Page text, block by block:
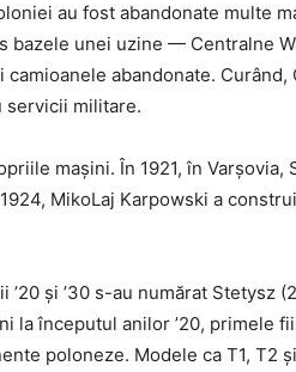
au fost abandonate multe
bazele unei uzine — Centralne
camioanele abandonate.
servicii militare.
mașini. În 1921, în Varșovia,
MikoLaj Karpowski a
și ’30 s-au numărat Stetysz
la începutul anilor ’20, primele
poloneze. Modele ca T1, T2